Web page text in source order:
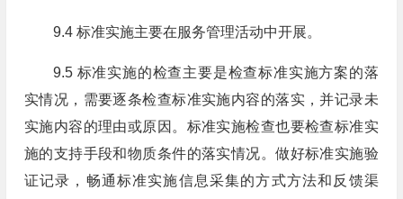
9.4 标准实施主要在服务管理活动中开展。
9.5 标准实施的检查主要是检查标准实施方案的落
实情况，需要逐条检查标准实施内容的落实，并记录未
实施内容的理由或原因。标准实施检查也要检查标准实
施的支持手段和物质条件的落实情况。做好标准实施验
证记录，畅通标准实施信息采集的方式方法和反馈渠